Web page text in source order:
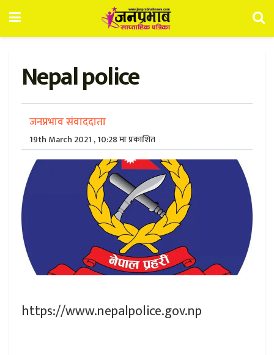
Nepal police
जनप्रभाव संवाददाता
19th March 2021 , 10:28 मा प्रकाशित
https://www.nepalpolice.gov.np